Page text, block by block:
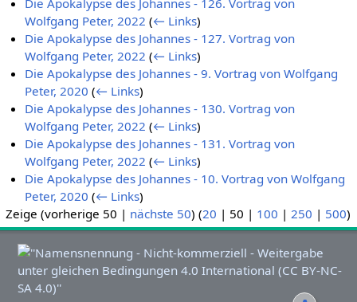
Wolfgang Peter, 2022 (← Links)
Die Apokalypse des Johannes - 127. Vortrag von
Wolfgang Peter, 2022 (← Links)
Die Apokalypse des Johannes - 9. Vortrag von Wolfgang
Peter, 2020 (← Links)
Die Apokalypse des Johannes - 130. Vortrag von
Wolfgang Peter, 2022 (← Links)
Die Apokalypse des Johannes - 131. Vortrag von
Wolfgang Peter, 2022 (← Links)
Die Apokalypse des Johannes - 10. Vortrag von Wolfgang
Peter, 2020 (← Links)
Zeige (vorherige 50 | nächste 50) (20 | 50 | 100 | 250 | 500)